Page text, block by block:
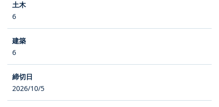
6
6
2026/10/5